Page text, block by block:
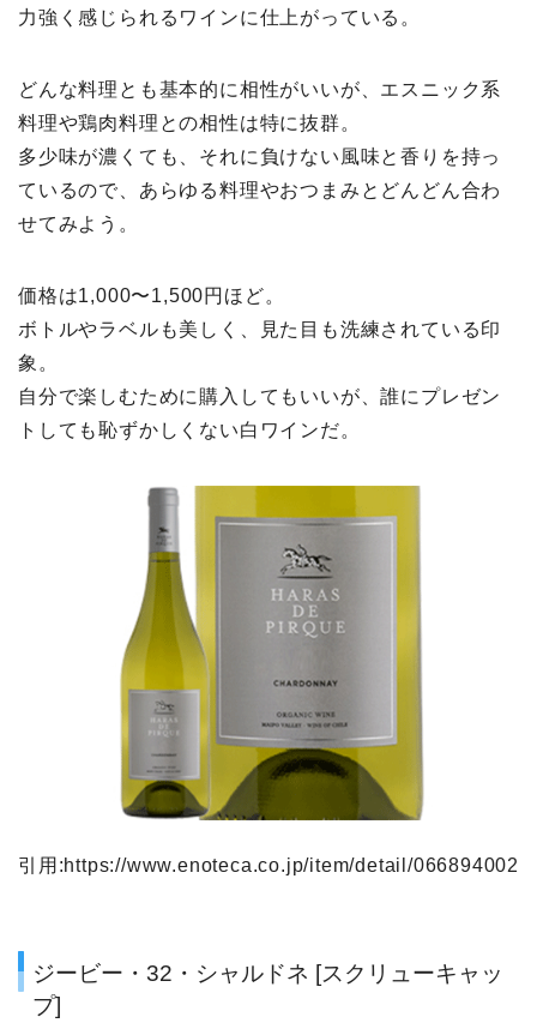
力強く感じられるワインに仕上がっている。
どんな料理とも基本的に相性がいいが、エスニック系
料理や鶏肉料理との相性は特に抜群。
多少味が濃くても、それに負けない風味と香りを持っ
ているので、あらゆる料理やおつまみとどんどん合わ
せてみよう。
価格は1,000〜1,500円ほど。
ボトルやラベルも美しく、見た目も洗練されている印
象。
自分で楽しむために購入してもいいが、誰にプレゼン
トしても恥ずかしくない白ワインだ。
引用:https://www.enoteca.co.jp/item/detail/066894002
ジービー・32・シャルドネ [スクリューキャッ
プ]